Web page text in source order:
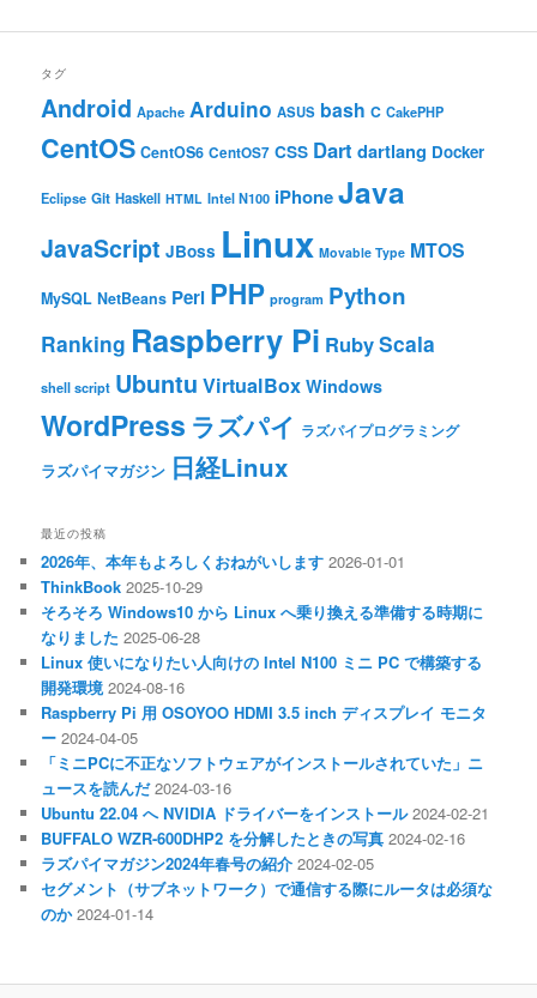
タグ
Android Apache Arduino ASUS bash C CakePHP
CentOS CentOS6 CentOS7 CSS Dart dartlang Docker
Eclipse Git Haskell HTML Intel N100 iPhoneJava
JavaScript JBoss Linux Movable Type MTOS
MySQL NetBeans Perl PHP program Python
Ranking Raspberry Pi RubyScala
shell script Ubuntu VirtualBox Windows
WordPress ラズパイ ラズパイプログラミング
ラズパイマガジン 日経Linux
最近の投稿
2026年、本年もよろしくおねがいします 2026-01-01
ThinkBook 2025-10-29
そろそろ Windows10 から Linux へ乗り換える準備する時期に
なりました 2025-06-28
Linux 使いになりたい人向けの Intel N100 ミニ PC で構築する
開発環境 2024-08-16
Raspberry Pi 用 OSOYOO HDMI 3.5 inch ディスプレイ モニタ
ー 2024-04-05
「ミニPCに不正なソフトウェアがインストールされていた」ニ
ュースを読んだ 2024-03-16
Ubuntu 22.04 へ NVIDIA ドライバーをインストール 2024-02-21
BUFFALO WZR-600DHP2 を分解したときの写真 2024-02-16
ラズパイマガジン2024年春号の紹介 2024-02-05
セグメント（サブネットワーク）で通信する際にルータは必須な
のか 2024-01-14